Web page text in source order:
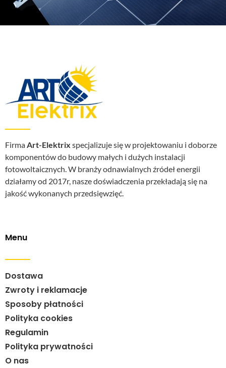
FirmaArt-Elektrix specjalizuje się w projektowaniu i doborze
komponentów do budowy małych i dużych instalacji
fotowoltaicznych. W branży odnawialnych źródeł energii
działamy od 2017r, nasze doświadczenia przekładają się na
jakość wykonanych przedsięwzięć.
Menu
Dostawa
Zwroty i reklamacje
Sposoby płatności
Polityka cookies
Regulamin
Polityka prywatności
O nas